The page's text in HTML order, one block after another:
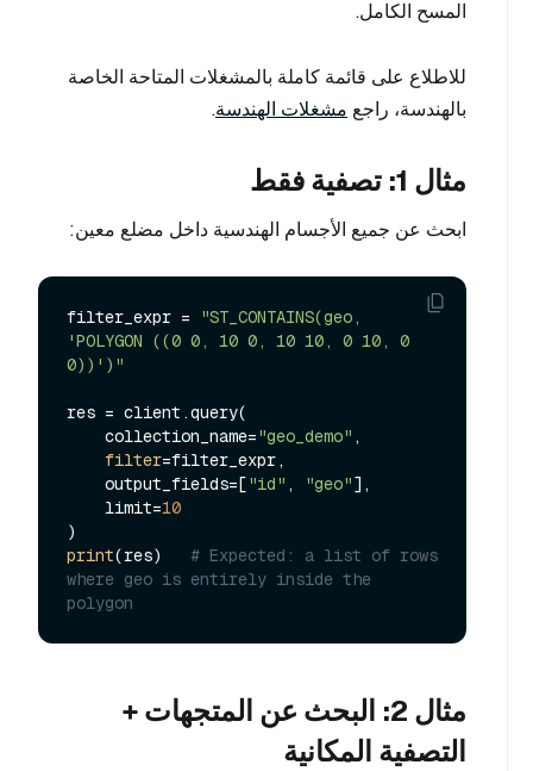
المسح الكامل.
للاطلاع على قائمة كاملة بالمشغلات المتاحة الخاصة
بالهندسة، راجع مشغلات الهندسة.
مثال 1: تصفية فقط
ابحث عن جميع الأجسام الهندسية داخل مضلع معين:
filter_expr =
"ST_CONTAINS(geo,
'POLYGON ((0 0, 10 0, 10 10, 0 10, 0
0))')"
res = client.query(
    collection_name=
"geo_demo" ,
filter=filter_expr,
    output_fields=[
"id" , "geo"],
    limit=
10
print(res) # Expected: a list of rows
where geo is entirely inside the
polygon
مثال 2: البحث عن المتجهات +
التصفية المكانية